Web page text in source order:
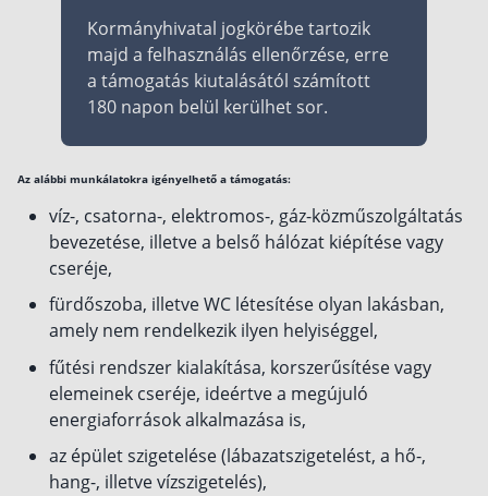
Kormányhivatal jogkörébe tartozik
majd a felhasználás ellenőrzése, erre
a támogatás kiutalásától számított
180 napon belül kerülhet sor.
Az alábbi munkálatokra igényelhető a támogatás:
víz-, csatorna-, elektromos-, gáz-közműszolgáltatás
bevezetése, illetve a belső hálózat kiépítése vagy
cseréje,
fürdőszoba, illetve WC létesítése olyan lakásban,
amely nem rendelkezik ilyen helyiséggel,
fűtési rendszer kialakítása, korszerűsítése vagy
elemeinek cseréje, ideértve a megújuló
energiaforrások alkalmazása is,
az épület szigetelése (lábazatszigetelést, a hő-,
hang-, illetve vízszigetelés),